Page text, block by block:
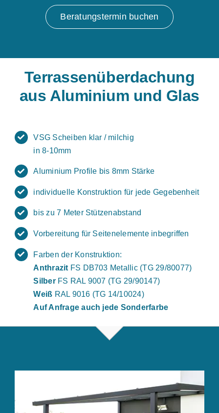
Beratungstermin buchen
Terrassenüberdachung
aus Aluminium und Glas
VSG Scheiben klar / milchig
in 8-10mm
Aluminium Profile bis 8mm Stärke
individuelle Konstruktion für jede Gegebenheit
bis zu 7 Meter Stützenabstand
Vorbereitung für Seitenelemente inbegriffen
Farben der Konstruktion:
Anthrazit FS DB703 Metallic (TG 29/80077)
SilberFS RAL 9007 (TG 29/90147)
Weiß RAL 9016 (TG 14/10024)
Auf Anfrage auch jede Sonderfarbe